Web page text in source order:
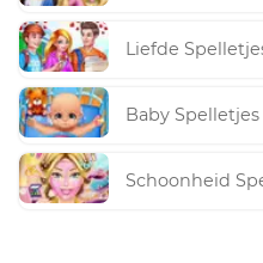
Liefde
Baby Spelletjes
Schoonheid